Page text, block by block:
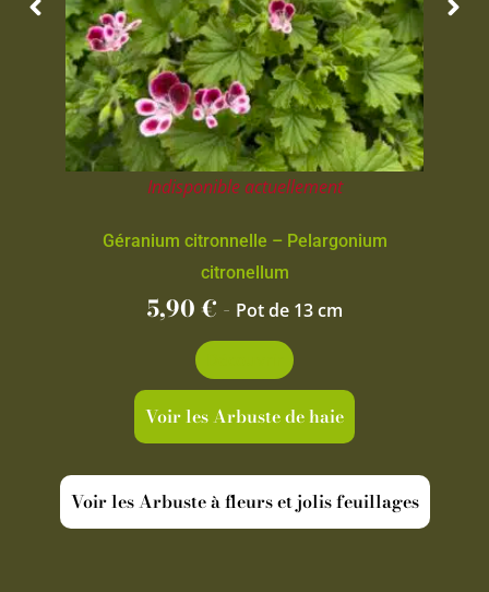
Indisponible actuellement
Géranium citronnelle – Pelargonium
citronellum
5,90€ - Pot de 13 cm
Voir les Arbuste de haie
Voir les Arbuste à fleurs et jolis feuillages